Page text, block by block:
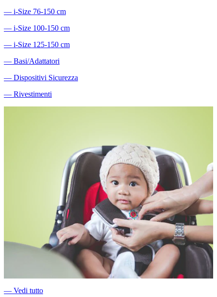
― i-Size 76-150 cm
― i-Size 100-150 cm
― i-Size 125-150 cm
― Basi/Adattatori
― Dispositivi Sicurezza
― Rivestimenti
― Vedi tutto